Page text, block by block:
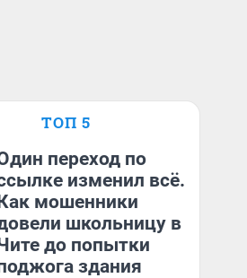
ТОП 5
переход по
изменил всё.
мошенники
школьницу в
до попытки
здания